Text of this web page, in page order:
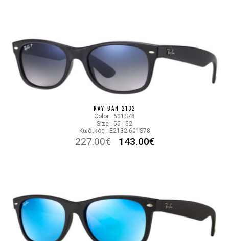
RAY-BAN 2132
Color : 601S78
Size : 55 | 52
Κωδικός : E2132-601S78
227.00€ 143.00€